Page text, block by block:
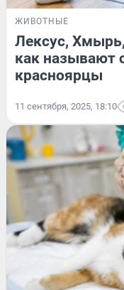
ЖИВОТНЫЕ
Лексус,
как называют
красноярцы
11 сентября, 2025, 18:10